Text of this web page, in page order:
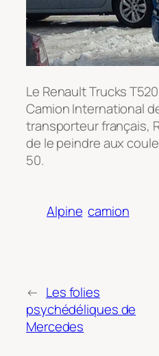
Le Renault Trucks
Camion International
transporteur français,
de le peindre aux
50.
Alpine camion
← Les folies
psychédéliques de
Mercedes